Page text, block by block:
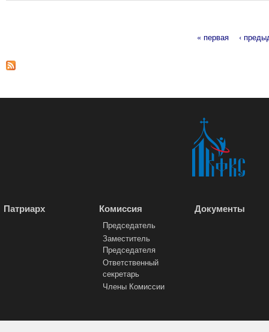
Страницы
« первая ‹
Патриарх Комиссия
Председатель
Заместитель
Председателя
Ответственный
секретарь
Члены Комиссии
Документы